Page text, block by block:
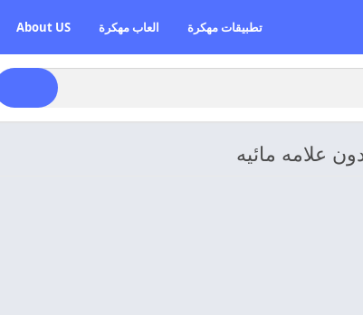
تطبيقات مهكرة العاب مهكرة About US
علامه مائيه